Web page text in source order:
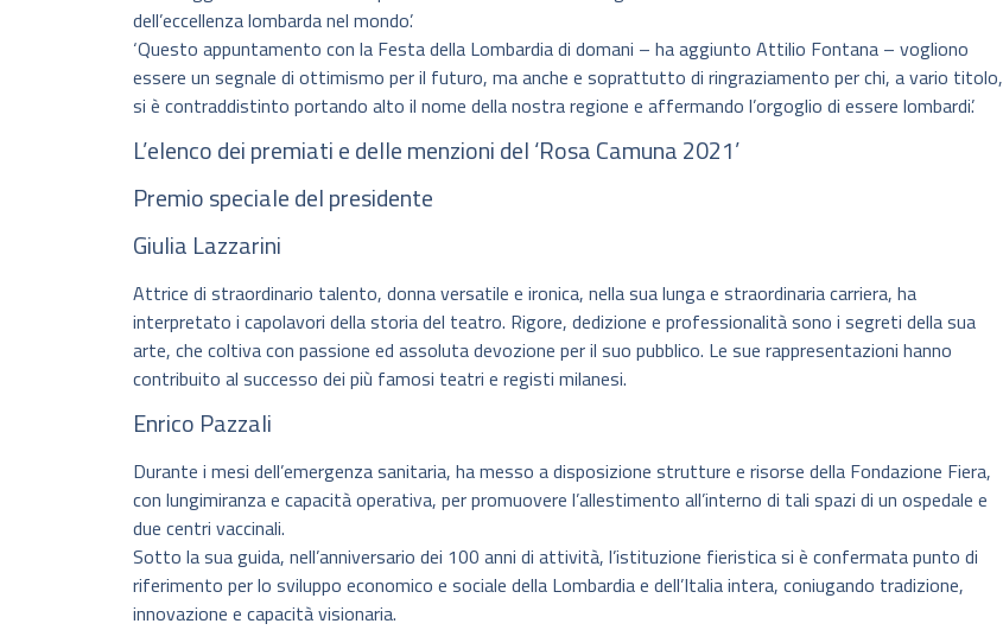
dell’eccellenza lombarda nel mondo’.
‘Questo appuntamento con la Festa della Lombardia di domani – ha aggiunto Attilio Fontana – vogliono
essere un segnale di ottimismo per il futuro, ma anche e soprattutto di ringraziamento per chi, a vario titolo,
si è contraddistinto portando alto il nome della nostra regione e affermando l’orgoglio di essere lombardi’.
L’elenco dei premiati e delle menzioni del ‘Rosa Camuna 2021’
Premio speciale del presidente
Giulia Lazzarini
Attrice di straordinario talento, donna versatile e ironica, nella sua lunga e straordinaria carriera, ha
interpretato i capolavori della storia del teatro. Rigore, dedizione e professionalità sono i segreti della sua
arte, che coltiva con passione ed assoluta devozione per il suo pubblico. Le sue rappresentazioni hanno
contribuito al successo dei più famosi teatri e registi milanesi.
Enrico Pazzali
Durante i mesi dell’emergenza sanitaria, ha messo a disposizione strutture e risorse della Fondazione Fiera,
con lungimiranza e capacità operativa, per promuovere l’allestimento all’interno di tali spazi di un ospedale e
due centri vaccinali.
Sotto la sua guida, nell’anniversario dei 100 anni di attività, l’istituzione fieristica si è confermata punto di
riferimento per lo sviluppo economico e sociale della Lombardia e dell’Italia intera, coniugando tradizione,
innovazione e capacità visionaria.